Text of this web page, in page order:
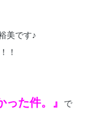
美です♪
！
った件。』
で